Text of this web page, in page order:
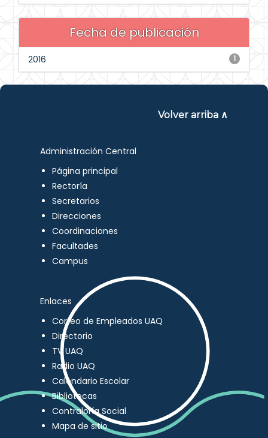
Fecha de publicación
1
2016
Volver arriba ∧
Administración Central
Página principal
Rectoría
Secretarios
Direcciones
Coordinaciones
Facultades
Campus
Enlaces
Correo de Empleados UAQ
Directorio
TV UAQ
Radio UAQ
Calendario Escolar
Bibliotecas
Contraloría Social
Mapa de sitio